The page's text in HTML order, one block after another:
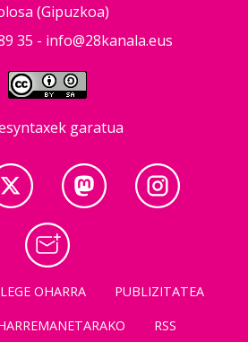
(Gipuzkoa)
35 - info@28kanala.eus
garatua
LEGE OHARRA
PUBLIZITATEA
RSS